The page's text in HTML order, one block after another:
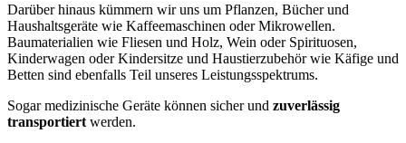
Darüber hinaus kümmern wir uns um Pflanzen, Bücher und
Haushaltsgeräte wie Kaffeemaschinen oder Mikrowellen.
Baumaterialien wie Fliesen und Holz, Wein oder Spirituosen,
Kinderwagen oder Kindersitze und Haustierzubehör wie Käfige und
Betten sind ebenfalls Teil unseres Leistungsspektrums.
Sogar medizinische Geräte können sicher und zuverlässig
transportiert werden.